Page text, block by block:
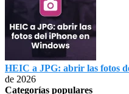
HEIC a JPG: abrir las fotos
de 2026
Categorías populares